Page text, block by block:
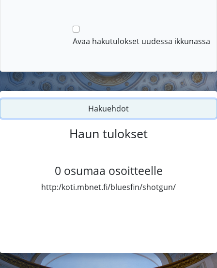
Avaa hakutulokset uudessa ikkunassa
Hakuehdot
Haun tulokset
0 osumaa osoitteelle
http:/koti.mbnet.fi/bluesfin/shotgun/